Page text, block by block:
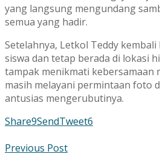
yang langsung mengundang
semua yang hadir.
Setelahnya, Letkol Teddy
siswa dan tetap berada di lokasi
tampak menikmati kebersamaan
masih melayani permintaan foto
antusias mengerubutinya.
Share9SendTweet6
Previous Post